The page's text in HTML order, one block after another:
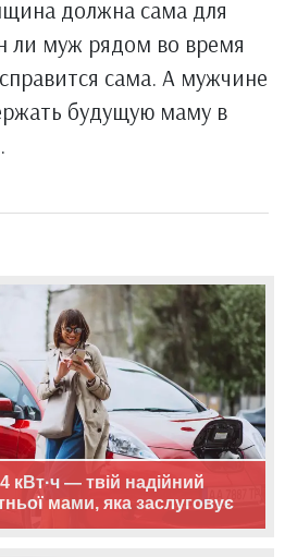
должна сама для
ли муж рядом во время
сама. А мужчине
будущую маму в
кВт·ч — твій надійний
мами, яка заслуговує